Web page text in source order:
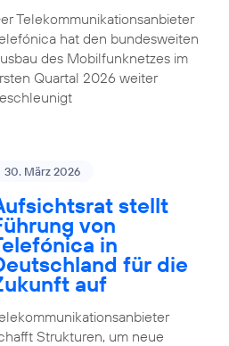
Telekommunikationsanbieter
hat den bundesweiten
des Mobilfunknetzes im
Quartal 2026 weiter
30. März 2026
stellt
von
in
für die
auf
Strukturen, um neue